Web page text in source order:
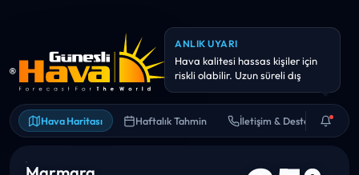
Hava Haritası Haftalık Tahmin İletişim & Destek
ANLIK UYARI
Hava kalitesi hassas kişiler için
riskli olabilir. Uzun süreli dış